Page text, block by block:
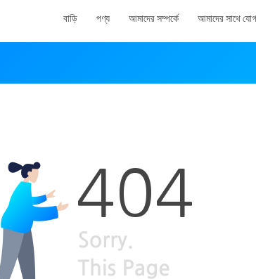
বাড়ি পণ্য আমাদের সম্পর্কে আমাদের সাথে